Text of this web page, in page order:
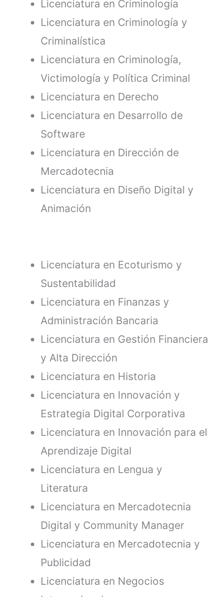
Licenciatura en Criminología
Licenciatura en Criminología y
Criminalística
Licenciatura en Criminología,
Victimología y Política Criminal
Licenciatura en Derecho
Licenciatura en Desarrollo de
Software
Licenciatura en Dirección de
Mercadotecnia
Licenciatura en Diseño Digital y
Animación
Licenciatura en Ecoturismo y
Sustentabilidad
Licenciatura en Finanzas y
Administración Bancaria
Licenciatura en Gestión Financiera
y Alta Dirección
Licenciatura en Historia
Licenciatura en Innovación y
Estrategia Digital Corporativa
Licenciatura en Innovación para el
Aprendizaje Digital
Licenciatura en Lengua y
Literatura
Licenciatura en Mercadotecnia
Digital y Community Manager
Licenciatura en Mercadotecnia y
Publicidad
Licenciatura en Negocios